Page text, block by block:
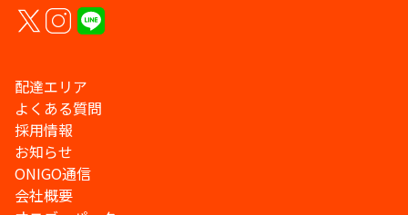
配達エリア
よくある質問
採用情報
お知らせ
ONIGO通信
会社概要